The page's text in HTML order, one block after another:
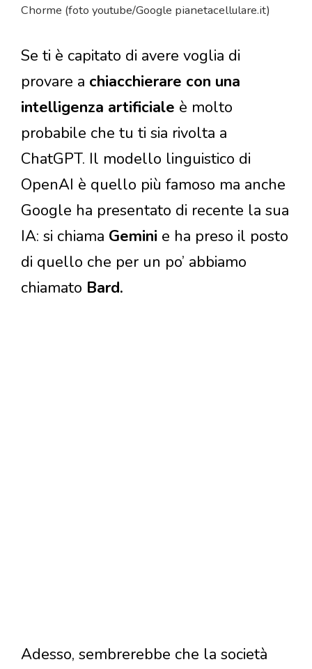
Chorme (foto youtube/Google pianetacellulare.it)
Se ti è capitato di avere voglia di
provare a chiacchierare con una
intelligenza artificiale è molto
probabile che tu ti sia rivolta a
ChatGPT. Il modello linguistico di
OpenAI è quello più famoso ma anche
Google ha presentato di recente la sua
IA: si chiama Gemini e ha preso il posto
di quello che per un po’ abbiamo
chiamato Bard.
Adesso, sembrerebbe che la società